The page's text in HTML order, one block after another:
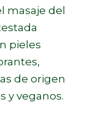
masaje del
pieles
de origen
y veganos.